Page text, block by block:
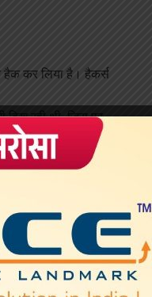
हैक कर लिया है। हैकर्स
रही थी, जिस पर
था और साथ ही
जाने की खबर है।
प्राधिकरण
और इसी बीच एक
सिरे से खारिज कर